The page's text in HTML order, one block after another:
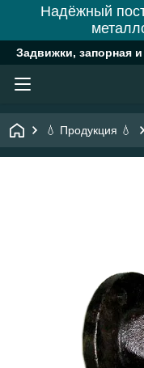
Надёжный
Задвижки, запорная
💧 Продукция 💧